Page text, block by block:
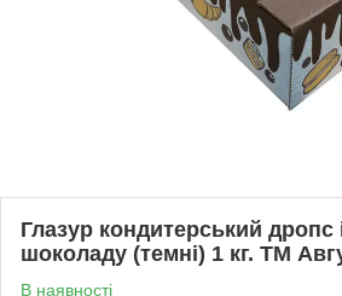
Глазур кондитерський дропс
шоколаду (темні) 1 кг. ТМ
В наявності